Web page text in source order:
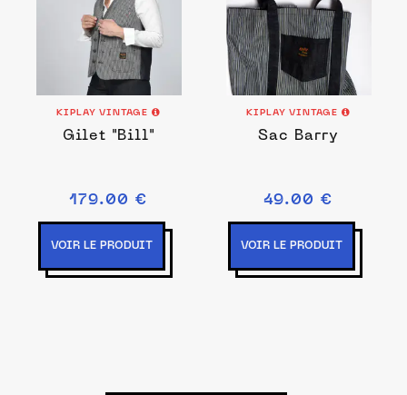
KIPLAY VINTAGE
Gilet "Bill"
179.00 €
VOIR LE PRODUIT
KIPLAY VINTAGE
Sac Barry
49.00 €
VOIR LE PRODUIT